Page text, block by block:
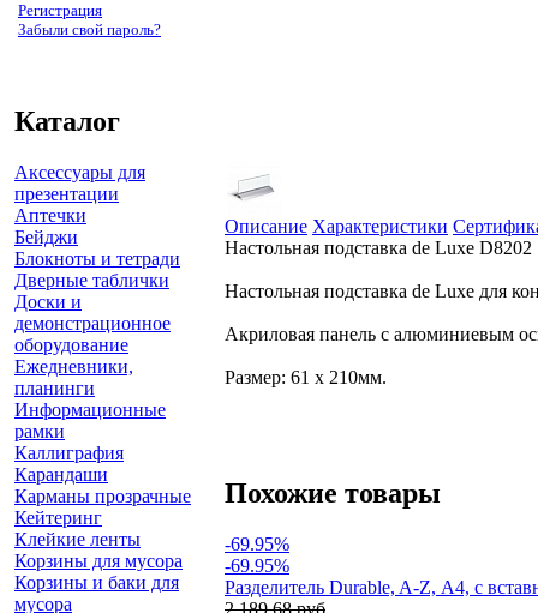
Регистрация
Забыли свой пароль?
Каталог
Аксессуары для
презентации
Аптечки
Бейджи
Блокноты и тетради
Дверные таблички
Доски и
демонстрационное
оборудование
Ежедневники,
планинги
Информационные
рамки
Каллиграфия
Карандаши
Карманы прозрачные
Кейтеринг
Клейкие ленты
Корзины для мусора
Корзины и баки для
мусора
Описание Характеристики
Настольная подставка de Luxe D8202
Настольная подставка de Luxe для
Акриловая панель с алюминиевым
Размер: 61 х 210мм.
Похожие товары
-69.95%
-69.95%
Разделитель Durable, A-Z, А4, с